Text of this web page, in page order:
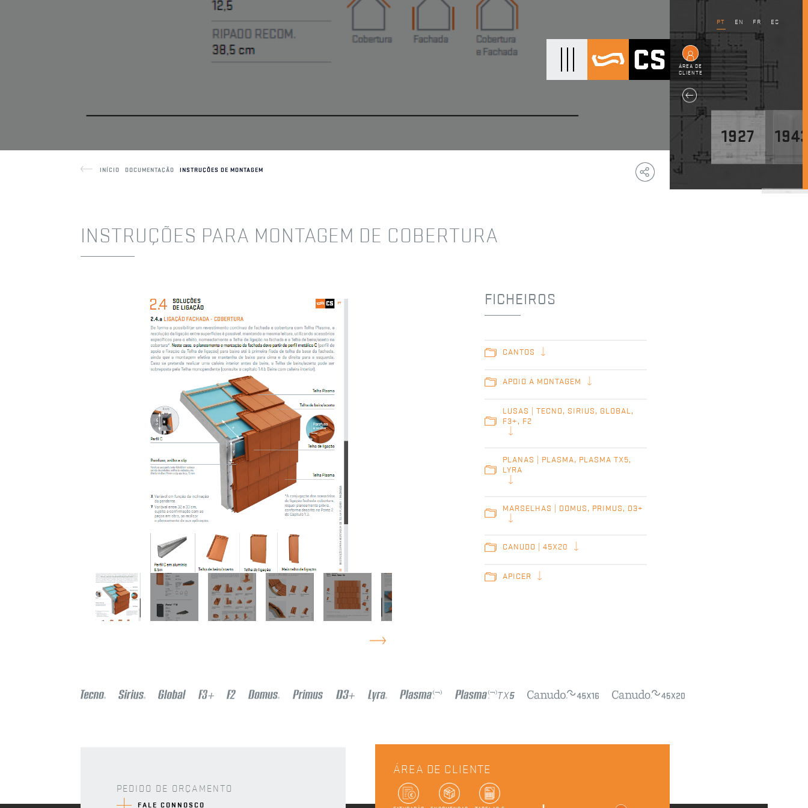
PT EN FR ES
PORTFOLIO CONTACTOS
ÁREA DE
CLIENTE
1927
INÍCIO DOCUMENTAÇÃO INSTRUÇÕES DE MONTAGEM
Copy
Link
Facebook
WhatsApp
INSTRUÇÕES PARA MONTAGEM DE COBERTURA
FICHEIROS
CANTOS
APOIO À MONTAGEM
LUSAS | TECNO, SIRIUS, GLOBAL,
F3+, F2
PLANAS | PLASMA, PLASMA TX5,
LYRA
MARSELHAS | DOMUS, PRIMUS, D3+
CANUDO | 45X20
APICER
PEDIDO DE ORÇAMENTO
FALE CONNOSCO
ÁREA DE CLIENTE